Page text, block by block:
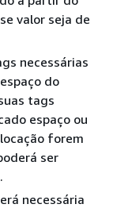
valor seja de
necessárias
do
tags
espaço ou
forem
ser
necessária